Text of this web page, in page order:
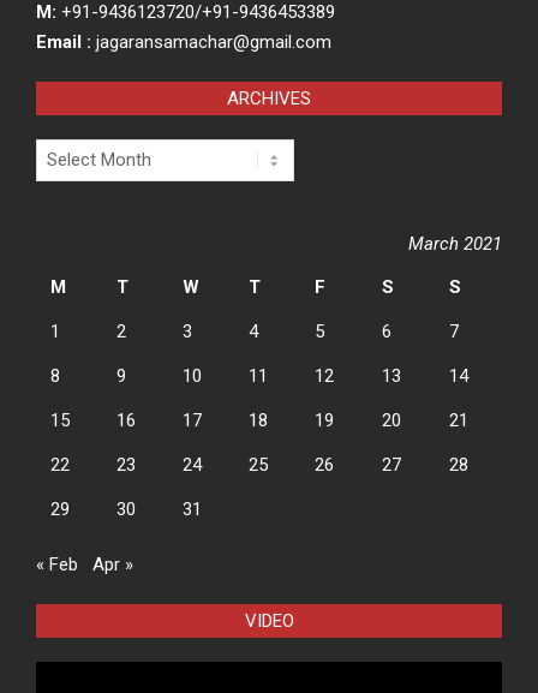
M: +91-9436123720/+91-9436453389
Email : jagaransamachar@gmail.com
ARCHIVES
Archives
March 2021
M
T W T F S S
1 2 3 4 5 6 7
8 9 10 11 12 13 14
15 16 17 18 19 20 21
22 23 24 25 26 27 28
29 30 31
« Feb Apr »
VIDEO